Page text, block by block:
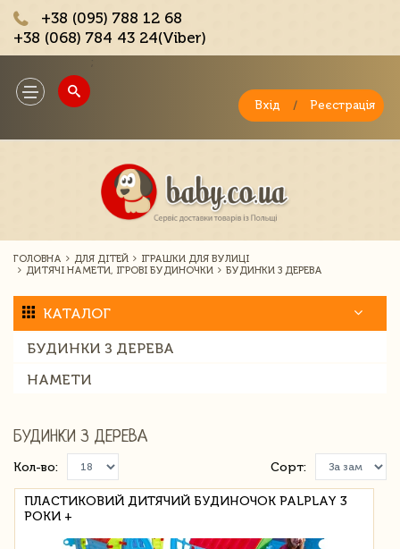
+38 (095) 788 12 68
+38 (068) 784 43 24(Viber)
Toggle
navigation
Вхід / Реєстрація
ГОЛОВНА ДЛЯ ДІТЕЙ
ІГРАШКИ ДЛЯ ВУЛИЦІ
ДИТЯЧІ НАМЕТИ, ІГРОВІ БУДИНОЧКИ
БУДИНКИ З ДЕРЕВА
КАТАЛОГ
БУДИНКИ З ДЕРЕВА
НАМЕТИ
БУДИНКИ З ДЕРЕВА
Кол-во: Сорт:
ПЛАСТИКОВИЙ ДИТЯЧИЙ БУДИНОЧОК PALPLAY 3
РОКИ +